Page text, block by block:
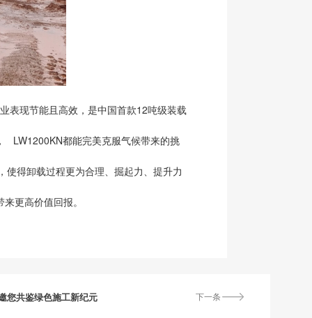
表现节能且高效，是中国首款12吨级装载
LW1200KN都能完美克服气候带来的挑
得卸载过程更为合理、掘起力、提升力
更高价值回报。
下一条
您共鉴绿色施工新纪元